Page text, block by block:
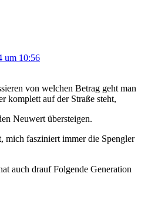
um 10:56
von welchen Betrag geht man
komplett auf der Straße steht,
Neuwert übersteigen.
mich fasziniert immer die Spengler
auch drauf Folgende Generation